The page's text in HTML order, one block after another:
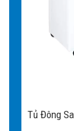
Tủ Đông